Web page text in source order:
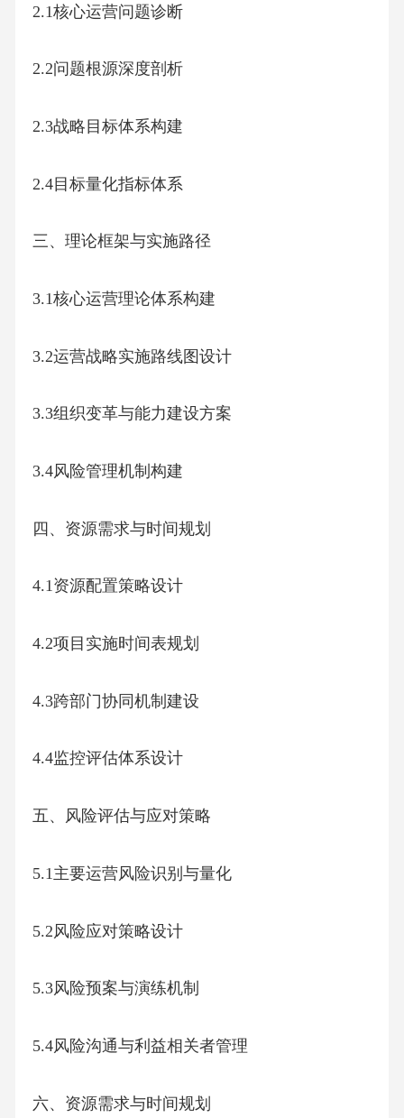
2.1核心运营问题诊断
2.2问题根源深度剖析
2.3战略目标体系构建
2.4目标量化指标体系
三、理论框架与实施路径
3.1核心运营理论体系构建
3.2运营战略实施路线图设计
3.3组织变革与能力建设方案
3.4风险管理机制构建
四、资源需求与时间规划
4.1资源配置策略设计
4.2项目实施时间表规划
4.3跨部门协同机制建设
4.4监控评估体系设计
五、风险评估与应对策略
5.1主要运营风险识别与量化
5.2风险应对策略设计
5.3风险预案与演练机制
5.4风险沟通与利益相关者管理
六、资源需求与时间规划